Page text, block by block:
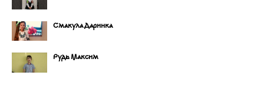
Смакула Даринка
Рудь Максим